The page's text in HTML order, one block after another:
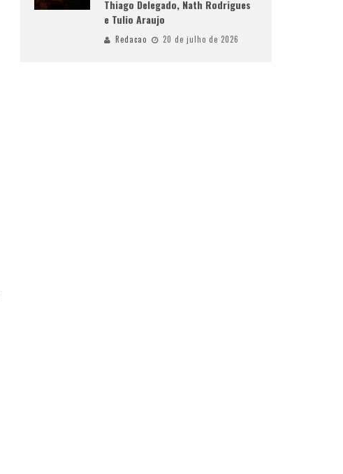
Thiago Delegado, Nath Rodrigues
e Tulio Araujo
Redacao 20 de julho de 2026